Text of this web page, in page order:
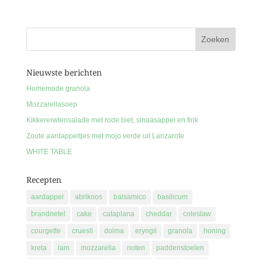
Nieuwste berichten
Homemade granola
Mozzarellasoep
Kikkererwtensalade met rode biet, sinaasappel en firik
Zoute aardappeltjes met mojo verde uit Lanzarote
WHITE TABLE
Recepten
aardappel abrikoos balsamico basilicum
brandnetel cake cataplana cheddar coleslaw
courgette cruesli dolma eryngii granola honing
kreta lam mozzarella noten paddenstoelen